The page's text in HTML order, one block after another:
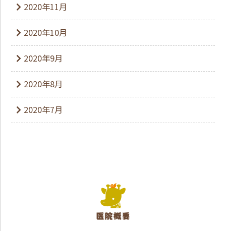
2020年11月
2020年10月
2020年9月
2020年8月
2020年7月